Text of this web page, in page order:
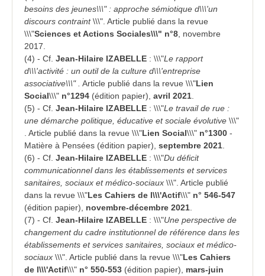
besoins des jeunes\\\" : approche sémiotique d\\\'un
discours contraint\\\". Article publié dans la revue
\\\"Sciences et Actions Sociales\\\" n°8 , novembre
2017.
(4) - Cf. Jean-Hilaire IZABELLE : \\\"Le rapport
d\\\'activité : un outil de la culture d\\\'entreprise
associative\\\" .
Article publié dans la revue \\\"Lien
Social\\\" n°1294 (édition papier), avril 2021
(5) - Cf. Jean-Hilaire IZABELLE : \\\"Le travail de rue :
une démarche politique, éducative et sociale évolutive \\\"
. Article publié dans la revue \\\"Lien Social\\\" n°1300 -
Matière à Pensées (édition papier), septembre 2021
(6) - Cf. Jean-Hilaire IZABELLE : \\\"Du déficit
communicationnel dans les établissements et services
sanitaires, sociaux et médico-sociaux \\\". Article publié
dans la revue \\\"Les Cahiers de l\\\'Actif\\\" n° 546-547
(édition papier), novembre-décembre 2021
(7) - Cf. Jean-Hilaire IZABELLE : \\\"Une perspective de
changement du cadre institutionnel de référence dans les
établissements et services sanitaires, sociaux et médico-
sociaux \\\". Article publié dans la revue \\\"Les Cahiers
de l\\\'Actif\\\" n° 550-553 (édition papier), mars-juin